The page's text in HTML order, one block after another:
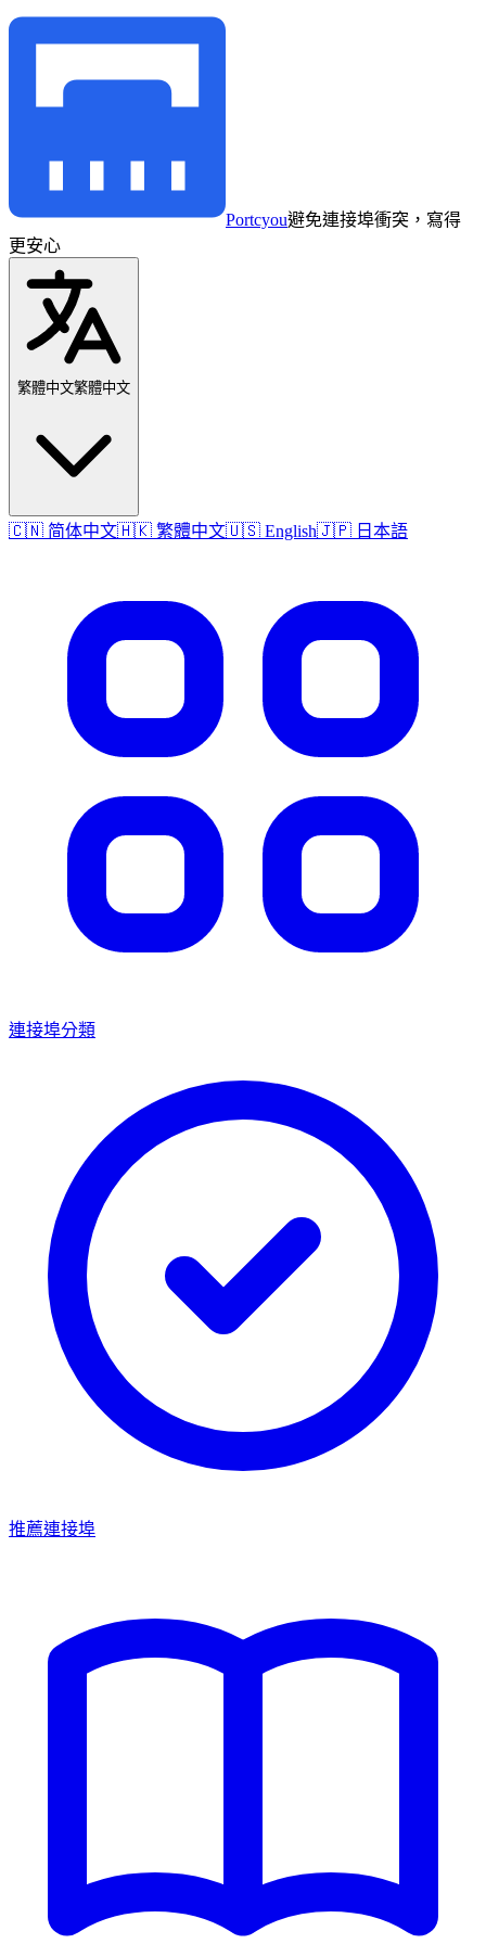
Portcyou避免連接埠衝突，寫得
更安心
繁體中文繁體中文
🇨🇳 简体中文🇭🇰 繁體中文🇺🇸 English🇯🇵 日本語
連接埠分類
推薦連接埠